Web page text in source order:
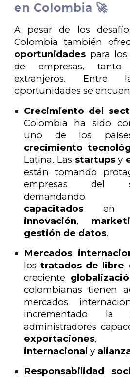
en Colombia 🚀
A pesar de los
Colombia también
oportunidades para los
de empresas, tanto
extranjeros. Entre
oportunidades se
Crecimiento del
Colombia ha sido
uno de los
crecimiento
Latina. Las startupsy
están tomando
empresas del
capacitados en
innovación,
gestión de datos.
Mercados
lostratados de libre
creciente
colombianas tienen
mercados
incrementado la
administradores
exportaciones
internacional y
Responsabilidad